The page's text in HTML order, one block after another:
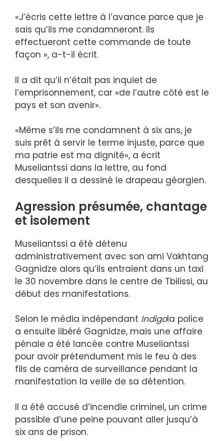
«J’écris cette lettre à l’avance parce que je
sais qu’ils me condamneront. Ils
effectueront cette commande de toute
façon », a-t-il écrit.
Il a dit qu’il n’était pas inquiet de
l’emprisonnement, car «de l’autre côté est le
pays et son avenir».
«Même s’ils me condamnent à six ans, je
suis prêt à servir le terme injuste, parce que
ma patrie est ma dignité», a écrit
Museliantssi dans la lettre, au fond
desquelles il a dessiné le drapeau géorgien.
Agression présumée, chantage
et isolement
Museliantssi a été détenu
administrativement avec son ami Vakhtang
Gagnidze alors qu’ils entraient dans un taxi
le 30 novembre dans le centre de Tbilissi, au
début des manifestations.
Selon le média indépendant Indigola police
a ensuite libéré Gagnidze, mais une affaire
pénale a été lancée contre Museliantssi
pour avoir prétendument mis le feu à des
fils de caméra de surveillance pendant la
manifestation la veille de sa détention.
Il a été accusé d’incendie criminel, un crime
passible d’une peine pouvant aller jusqu’à
six ans de prison.